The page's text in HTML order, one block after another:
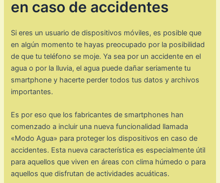
en caso de accidentes
Si eres un usuario de dispositivos móviles, es posible que
en algún momento te hayas preocupado por la posibilidad
de que tu teléfono se moje. Ya sea por un accidente en el
agua o por la lluvia, el agua puede dañar seriamente tu
smartphone y hacerte perder todos tus datos y archivos
importantes.
Es por eso que los fabricantes de smartphones han
comenzado a incluir una nueva funcionalidad llamada
«Modo Agua» para proteger los dispositivos en caso de
accidentes. Esta nueva característica es especialmente útil
para aquellos que viven en áreas con clima húmedo o para
aquellos que disfrutan de actividades acuáticas.